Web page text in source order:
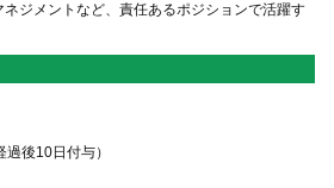
ジメントなど、責任あるポジションで活躍す
後10日付与）